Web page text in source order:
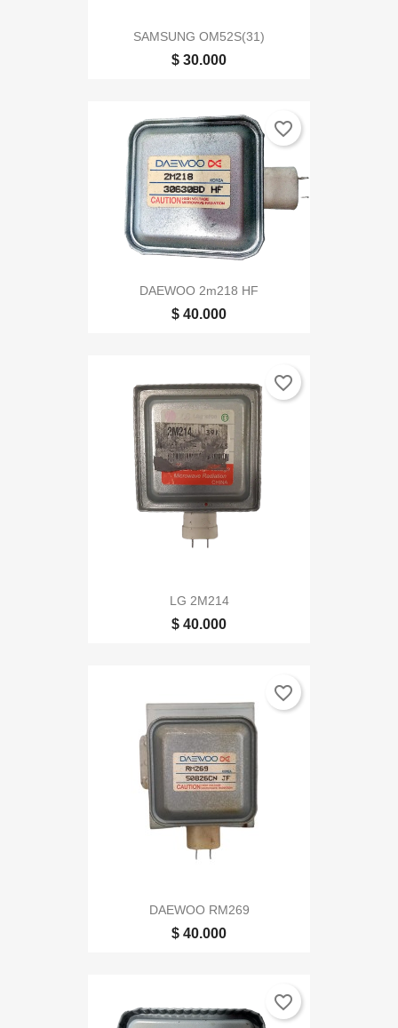
SAMSUNG OM52S(31)
$ 30.000
DAEWOO 2m218 HF
$ 40.000
favorite_border
LG 2M214
$ 40.000
favorite_border
DAEWOO RM269
$ 40.000
favorite_border
favorite_border